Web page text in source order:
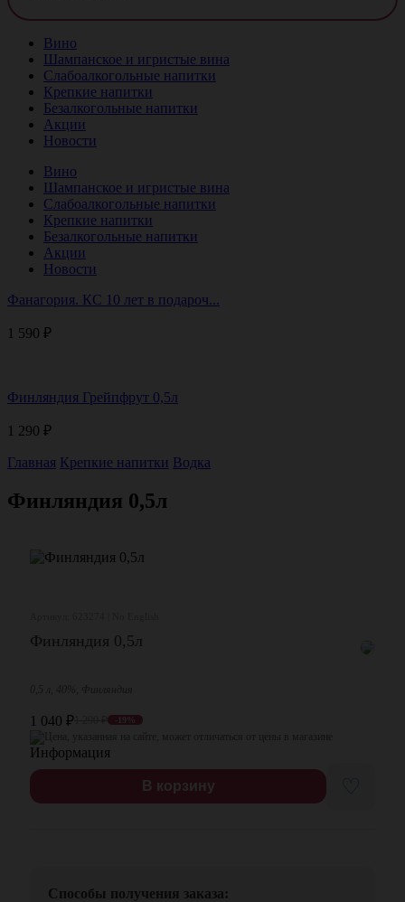
Вино
Шампанское и игристые вина
Слабоалкогольные напитки
Крепкие напитки
Безалкогольные напитки
Акции
Новости
Вино
Шампанское и игристые вина
Слабоалкогольные напитки
Крепкие напитки
Безалкогольные напитки
Акции
Новости
Фанагория. КС 10 лет в подароч...
1 590 ₽
Финляндия Грейпфрут 0,5л
1 290 ₽
Главная Крепкие напитки Водка
Финляндия 0,5л
Финляндия 0,5л
1 040 ₽ -19%
В корзину ♡
Способы получения заказа: